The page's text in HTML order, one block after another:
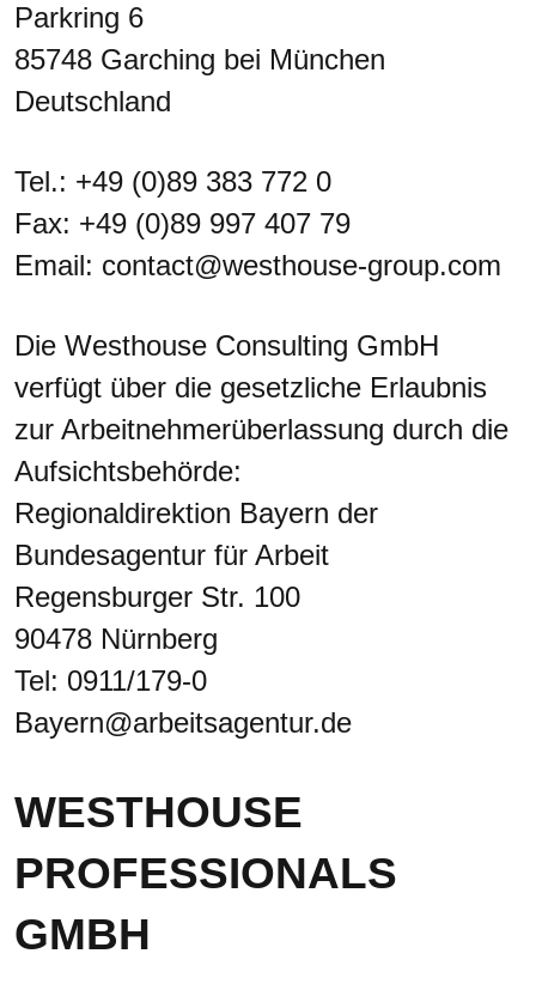
Parkring 6
85748 Garching bei München
Deutschland
Tel.: +49 (0)89 383 772 0
Fax: +49 (0)89 997 407 79
Email: contact@westhouse-group.com
Die Westhouse Consulting GmbH
verfügt über die gesetzliche Erlaubnis
zur Arbeitnehmerüberlassung durch die
Aufsichtsbehörde:
Regionaldirektion Bayern der
Bundesagentur für Arbeit
Regensburger Str. 100
90478 Nürnberg
Tel: 0911/179-0
Bayern@arbeitsagentur.de
WESTHOUSE
PROFESSIONALS
GMBH